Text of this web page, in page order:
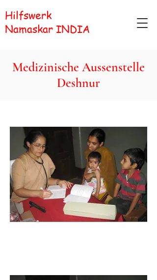
Hilfswerk
Namaskar INDIA
Medizinische Aussenstelle
Deshnur